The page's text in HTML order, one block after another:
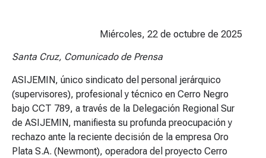
Miércoles, 22 de octubre de 2025
Santa Cruz, Comunicado de Prensa
ASIJEMIN, único sindicato del personal jerárquico
(supervisores), profesional y técnico en Cerro Negro
bajo CCT 789, a través de la Delegación Regional Sur
de ASIJEMIN, manifiesta su profunda preocupación y
rechazo ante la reciente decisión de la empresa Oro
Plata S.A. (Newmont), operadora del proyecto Cerro